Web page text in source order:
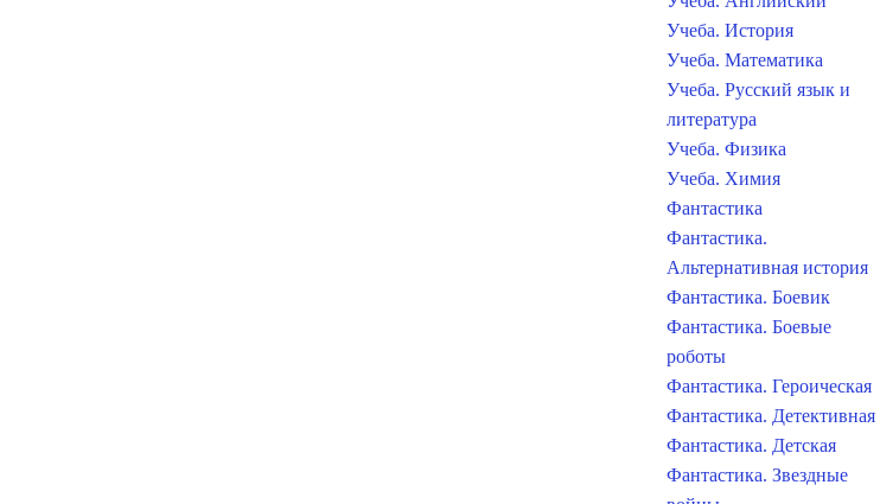
Учеба. История
Учеба. Математика
Учеба. Русский язык и
литература
Учеба. Физика
Учеба. Химия
Фантастика
Фантастика.
Альтернативная история
Фантастика. Боевик
Фантастика. Боевые
роботы
Фантастика. Героическая
Фантастика. Детективная
Фантастика. Детская
Фантастика. Звездные